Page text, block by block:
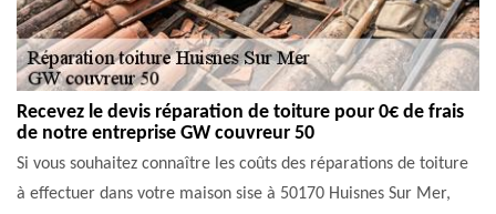
Recevez le devis réparation de toiture pour 0€ de frais
de notre entreprise GW couvreur 50
Si vous souhaitez connaître les coûts des réparations de toiture
à effectuer dans votre maison sise à 50170 Huisnes Sur Mer,